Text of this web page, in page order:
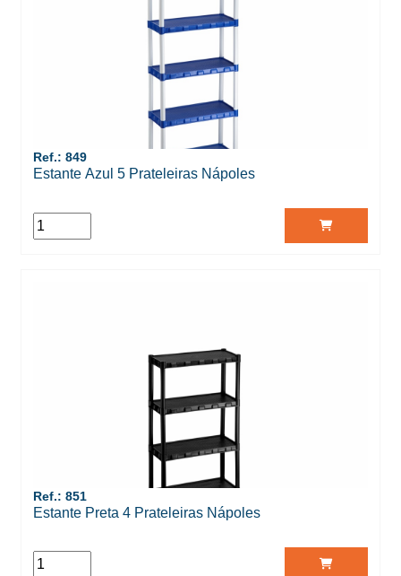
Ref.: 849
Estante Azul 5 Prateleiras Nápoles
Ref.: 851
Estante Preta 4 Prateleiras Nápoles